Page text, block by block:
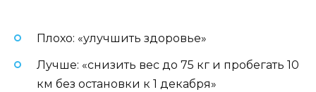
Плохо: «улучшить здоровье»
Лучше: «снизить вес до 75 кг и пробегать 10
км без остановки к 1 декабря»